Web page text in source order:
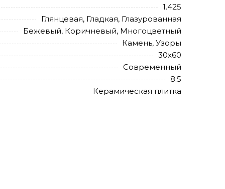
1.425
Глянцевая, Гладкая, Глазурованная
Бежевый, Коричневый, Многоцветный
Камень, Узоры
30х60
Современный
8.5
Керамическая плитка